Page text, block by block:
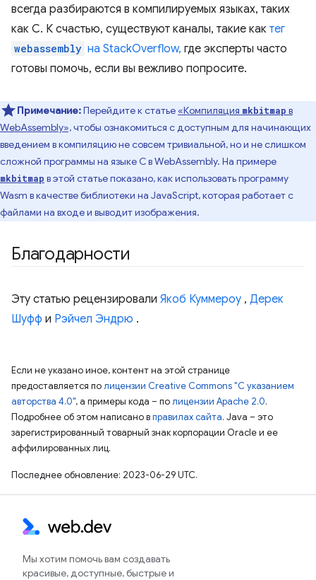
всегда разбираются в компилируемых языках, таких
как C. К счастью, существуют каналы, такие как тег
webassembly на StackOverflow, где эксперты часто
готовы помочь, если вы вежливо попросите.
Примечание:Перейдите к статье«Компиляция mkbitmap в
WebAssembly»,чтобы ознакомиться с доступным для начинающих
введением в компиляцию не совсем тривиальной, но и не слишком
сложной программы на языке C в WebAssembly. На примере
mkbitmap в этой статье показано, как использовать программу
Wasm в качестве библиотеки на JavaScript, которая работает с
файлами на входе и выводит изображения.
Благодарности
Эту статью рецензировали Якоб Куммероу , Дерек
Шуфф и Рэйчел Эндрю .
Если не указано иное, контент на этой странице
предоставляется полицензии Creative Commons "С указанием
авторства 4.0", а примеры кода – полицензии Apache 2.0.
Подробнее об этом написано вправилах сайта. Java – это
зарегистрированный товарный знак корпорации Oracle и ее
аффилированных лиц.
Последнее обновление: 2023-06-29 UTC.
Мы хотим помочь вам создавать
красивые, доступные, быстрые и